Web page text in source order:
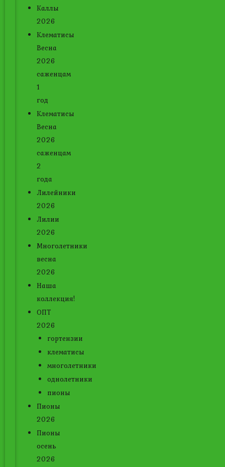
Каллы
2026
Клематисы
Весна
2026
саженцам
1
год
Клематисы
Весна
2026
саженцам
2
года
Лилейники
2026
Лилии
2026
Многолетники
весна
2026
Наша
коллекция!
ОПТ
2026
гортензии
клематисы
многолетники
однолетники
пионы
Пионы
2026
Пионы
осень
2026